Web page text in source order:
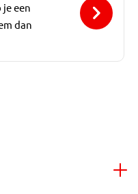
een
dan